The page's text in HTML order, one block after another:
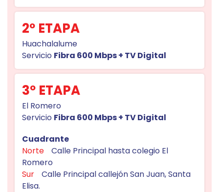
2º ETAPA
Huachalalume
Servicio Fibra 600 Mbps + TV Digital
3º ETAPA
El Romero
Servicio Fibra 600 Mbps + TV Digital
Cuadrante
Norte
Calle Principal hasta colegio El
Romero
Sur
Calle Principal callejón San Juan, Santa
Elisa.